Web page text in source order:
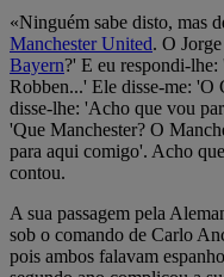
«Ninguém sabe disto, mas
Manchester United. O
Bayern?' E eu respondi-
Robben...' Ele disse-me: 'O
disse-lhe: 'Acho que vou
'Que Manchester? O
para aqui comigo'. Acho
contou.
A sua passagem pela
sob o comando de Carlo
pois ambos falavam